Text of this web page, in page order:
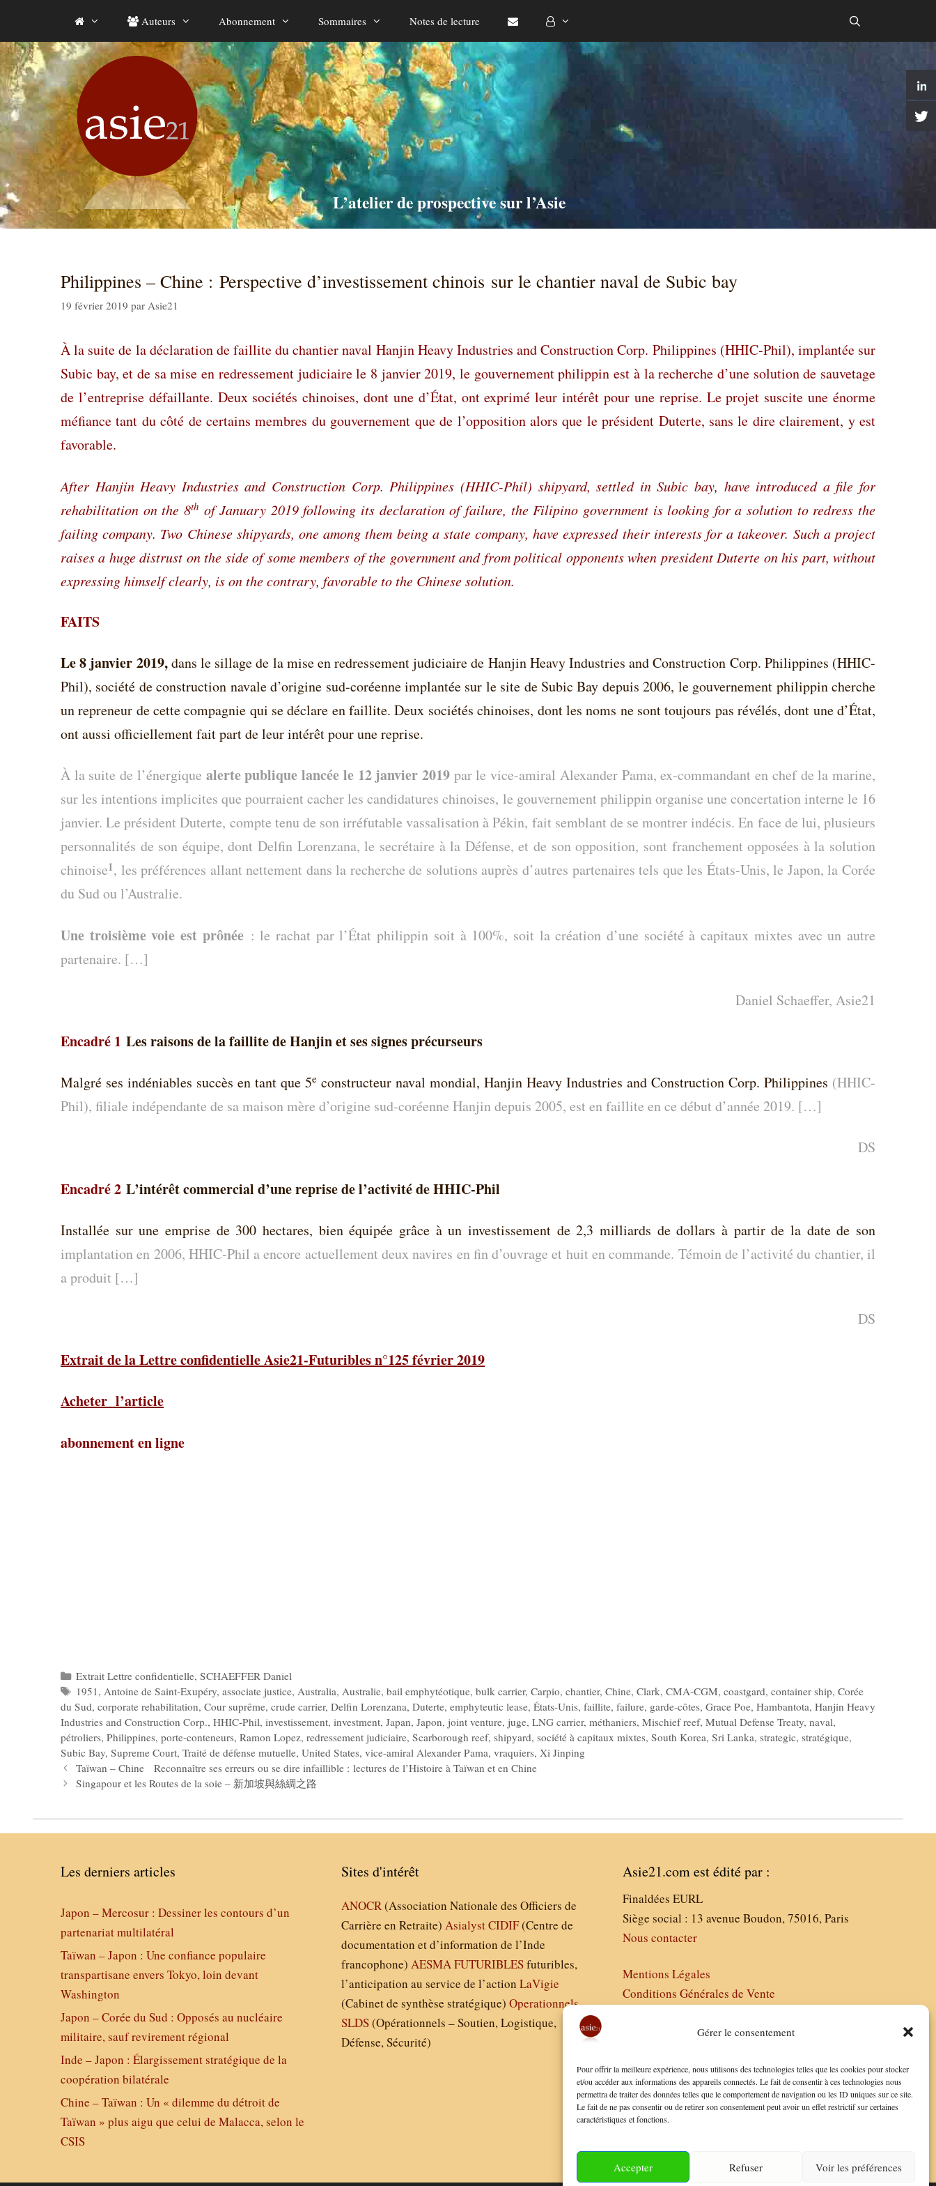
Gérer le consentement
Pour offrir la meilleure expérience, nous utilisons des technologies telles que les cookies pour stocker
et/ou accéder aux informations des appareils connectés. Le fait de consentir à ces technologies nous
permettra de traiter des données telles que le comportement de navigation ou les ID uniques sur ce site.
Le fait de ne pas consentir ou de retirer son consentement peut avoir un effet restrictif sur certaines
caractéristiques et fonctions.
Accepter Refuser Voir les préférences
contenu
Auteurs Abonnement Sommaires Notes de lecture
L’atelier de prospective sur l’Asie
Philippines – Chine : Perspective d’investissement chinois sur le chantier naval de Subic bay
19 février 2019 par Asie21
À la suite de la déclaration de faillite du chantier naval Hanjin Heavy Industries and Construction Corp. Philippines (HHIC-Phil), implantée sur
Subic bay, et de sa mise en redressement judiciaire le 8 janvier 2019, le gouvernement philippin est à la recherche d’une solution de sauvetage
de l’entreprise défaillante. Deux sociétés chinoises, dont une d’État, ont exprimé leur intérêt pour une reprise. Le projet suscite une énorme
méfiance tant du côté de certains membres du gouvernement que de l’opposition alors que le président Duterte, sans le dire clairement, y est
favorable.
After Hanjin Heavy Industries and Construction Corp. Philippines (HHIC-Phil) shipyard, settled in Subic bay, have introduced a file for
rehabilitation on the 8th of January 2019 following its declaration of failure, the Filipino government is looking for a solution to redress the
failing company. Two Chinese shipyards, one among them being a state company, have expressed their interests for a takeover. Such a project
raises a huge distrust on the side of some members of the government and from political opponents when president Duterte on his part, without
expressing himself clearly, is on the contrary, favorable to the Chinese solution.
FAITS
Le 8 janvier 2019,dans le sillage de la mise en redressement judiciaire de Hanjin Heavy Industries and Construction Corp. Philippines (HHIC-
Phil), société de construction navale d’origine sud-coréenne implantée sur le site de Subic Bay depuis 2006, le gouvernement philippin cherche
un repreneur de cette compagnie qui se déclare en faillite. Deux sociétés chinoises, dont les noms ne sont toujours pas révélés, dont une d’État,
ont aussi officiellement fait part de leur intérêt pour une reprise.
À la suite de l’énergique alerte publique lancée le 12 janvier 2019 par le vice-amiral Alexander Pama, ex-commandant en chef de la marine,
sur les intentions implicites que pourraient cacher les candidatures chinoises, le gouvernement philippin organise une concertation interne le 16
janvier. Le président Duterte, compte tenu de son irréfutable vassalisation à Pékin, fait semblant de se montrer indécis. En face de lui, plusieurs
personnalités de son équipe, dont Delfin Lorenzana, le secrétaire à la Défense, et de son opposition, sont franchement opposées à la solution
chinoise1, les préférences allant nettement dans la recherche de solutions auprès d’autres partenaires tels que les États-Unis, le Japon, la Corée
du Sud ou l’Australie.
Une troisième voie est prônée: le rachat par l’État philippin soit à 100%, soit la création d’une société à capitaux mixtes avec un autre
partenaire. […]
Daniel Schaeffer, Asie21
Encadré 1 Les raisons de la faillite de Hanjin et ses signes précurseurs
Malgré ses indéniables succès en tant que 5e constructeur naval mondial, Hanjin Heavy Industries and Construction Corp. Philippines (HHIC-
Phil), filiale indépendante de sa maison mère d’origine sud-coréenne Hanjin depuis 2005, est en faillite en ce début d’année 2019. […]
DS
Encadré 2 L’intérêt commercial d’une reprise de l’activité de HHIC-Phil
Installée sur une emprise de 300 hectares, bien équipée grâce à un investissement de 2,3 milliards de dollars à partir de la date de son
implantation en 2006, HHIC-Phil a encore actuellement deux navires en fin d’ouvrage et huit en commande. Témoin de l’activité du chantier, il
a produit […]
DS
Extrait de la Lettre confidentielle Asie21-Futuribles n°125 février 2019
Acheter l’article
abonnement en ligne
Catégories
Extrait Lettre confidentielle,SCHAEFFER Daniel
Étiquettes
1951,Antoine de Saint-Exupéry,associate justice,Australia,Australie,bail emphytéotique,bulk carrier,Carpio,chantier,Chine,Clark,CMA-CGM,coastgard,container ship,Corée
du Sud, corporate rehabilitation, Cour suprême, crude carrier, Delfin Lorenzana, Duterte, emphyteutic lease, États-Unis, faillite, failure, garde-côtes, Grace Poe, Hambantota, Hanjin Heavy
Industries and Construction Corp., HHIC-Phil, investissement, investment, Japan, Japon, joint venture, juge, LNG carrier, méthaniers, Mischief reef, Mutual Defense Treaty, naval,
pétroliers, Philippines, porte-conteneurs, Ramon Lopez, redressement judiciaire, Scarborough reef, shipyard, société à capitaux mixtes, South Korea, Sri Lanka, strategic, stratégique,
Subic Bay, Supreme Court, Traité de défense mutuelle, United States, vice-amiral Alexander Pama, vraquiers, Xi Jinping
Taïwan – Chine Reconnaître ses erreurs ou se dire infaillible : lectures de l’Histoire à Taïwan et en Chine
Singapour et les Routes de la soie – 新加坡與絲綢之路
Les derniers articles
Japon – Mercosur : Dessiner les contours d’un
partenariat multilatéral
Taïwan – Japon : Une confiance populaire
transpartisane envers Tokyo, loin devant
Washington
Japon – Corée du Sud : Opposés au nucléaire
militaire, sauf revirement régional
Inde – Japon : Élargissement stratégique de la
coopération bilatérale
Chine – Taïwan : Un « dilemme du détroit de
Taïwan » plus aigu que celui de Malacca, selon le
CSIS
Sites d'intérêt
ANOCR(Association Nationale des Officiers de
Carrière en Retraite)AsialystCIDIF(Centre de
documentation et d’information de l’Inde
francophone)AESMAFUTURIBLESfuturibles,
l’anticipation au service de l’actionLaVigie
(Cabinet de synthèse stratégique)Operationnels
SLDS(Opérationnels – Soutien, Logistique,
Défense, Sécurité)
Asie21.com est édité par :
Finaldées EURL
Siège social : 13 avenue Boudon, 75016, Paris
Nous contacter
Mentions Légales
Conditions Générales de Vente